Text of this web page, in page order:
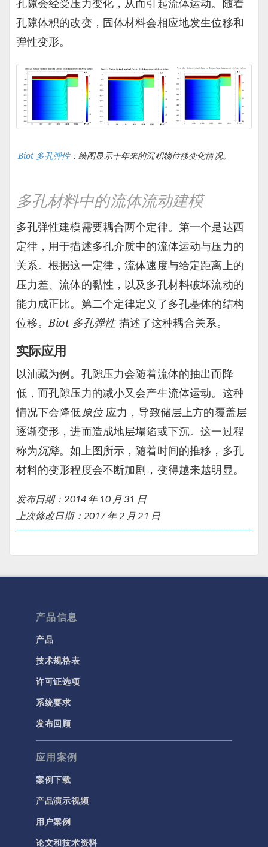
孔隙会经受压力变化，从而引起流体运动。随着
孔隙体积的改变，固体材料会相应地发生位移和
弹性变形。
Biot 多孔弹性：绘图显示十年来的沉积物位移变化情况。
多孔材料中的流体流动建模
多孔弹性建模需要耦合两个定律。第一个是达西
定律，用于描述多孔介质中的流体运动与压力的
关系。根据这一定律，流体速度与给定距离上的
压力差、流体的黏性，以及多孔材料破坏流动的
能力成正比。第二个定律定义了多孔基体的结构
位移。 Biot 多孔弹性描述了这种耦合关系。
实际应用
以油藏为例。孔隙压力会随着流体的抽出而降
低，而孔隙压力的减小又会产生流体运动。这种
情况下会降低原位应力，导致储层上方的覆盖层
逐渐变形，进而造成地层塌陷或下沉。这一过程
称为沉降。如上图所示，随着时间的推移，多孔
材料的变形程度会不断加剧，变得越来越明显。
发布日期：2014 年 10 月 31 日
上次修改日期：2017 年 2 月 21 日
产品信息
产品
技术规格表
许可证选项
系统要求
发布回顾
应用案例
案例下载
产品演示视频
用户案例
论文和技术资料